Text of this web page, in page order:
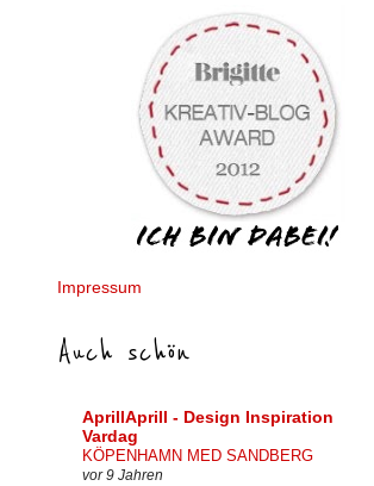
Impressum
Auch schön
AprillAprill - Design Inspiration
Vardag
KÖPENHAMN MED SANDBERG
vor 9 Jahren